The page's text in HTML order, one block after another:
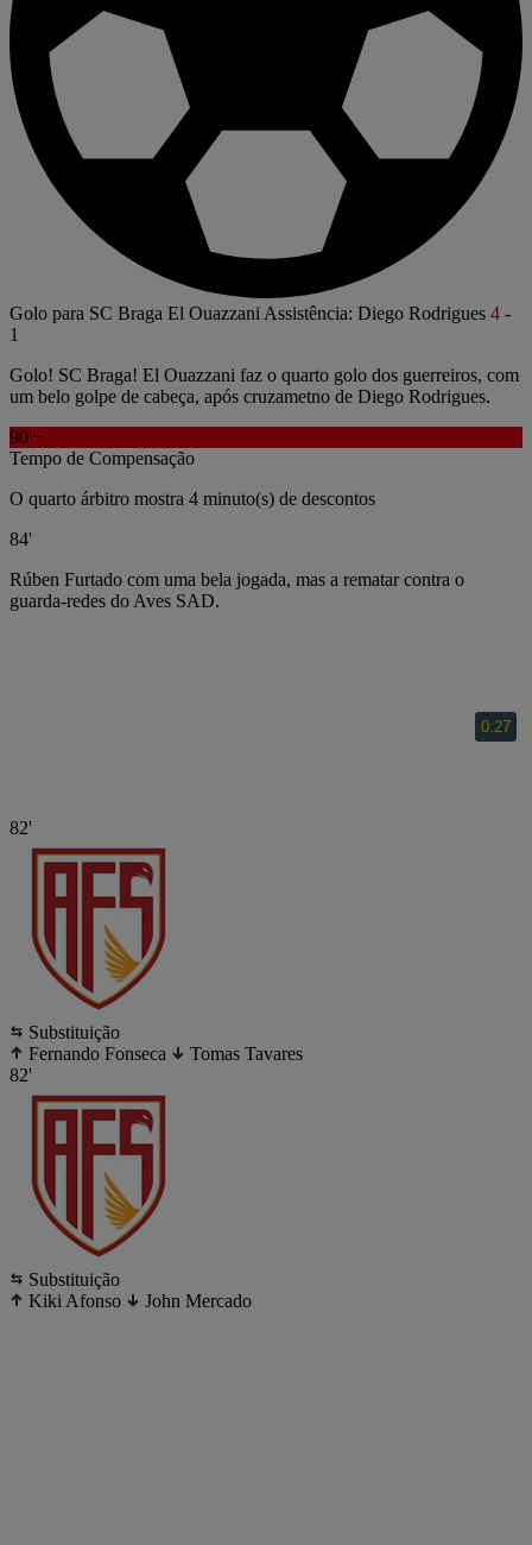
Golo para SC Braga El Ouazzani Assistência: Diego Rodrigues 4 -
1
Golo! SC Braga! El Ouazzani faz o quarto golo dos guerreiros, com
um belo golpe de cabeça, após cruzametno de Diego Rodrigues.
90'+
Tempo de Compensação
O quarto árbitro mostra 4 minuto(s) de descontos
84'
Rúben Furtado com uma bela jogada, mas a rematar contra o
guarda-redes do Aves SAD.
82'
Substituição
Fernando Fonseca
Tomas Tavares
82'
Substituição
Kiki Afonso
John Mercado